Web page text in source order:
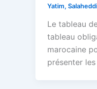
Yatim,
Le tableau
tableau
marocaine
présenter